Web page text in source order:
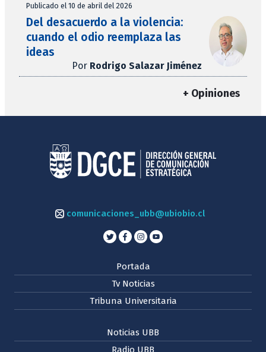
Publicado el 10 de abril del 2026
Del desacuerdo a la violencia:
cuando el odio reemplaza las
ideas
Por Rodrigo Salazar Jiménez
+ Opiniones
comunicaciones_ubb@ubiobio.cl
Portada
Tv Noticias
Tribuna Universitaria
Noticias UBB
Radio UBB